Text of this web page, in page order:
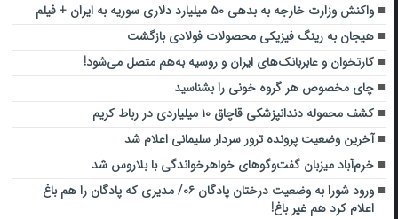
واکنش وزارت خارجه به بدهی ۵۰ میلیارد دلاری سوریه به ایران + فیلم
هیجان به رینگ فیزیکی محصولات فولادی بازگشت
کارتخوان‌ و عابربانک‌های ایران و روسیه به‌هم متصل می‌شود!
چای مخصوص هر گروه خونی را بشناسید
کشف محموله دندانپزشکی قاچاق ۱۰ میلیاردی در رباط کریم
آخرین وضعیت پرونده ترور سردار سلیمانی اعلام شد
خرم‌آباد میزبان گفت‌وگوهای خواهرخواندگی با بلاروس شد
ورود شورا به وضعیت درختان پادگان ۰۶/ مدیری که پادگان را هم باغ
اعلام کرد هم غیر باغ!